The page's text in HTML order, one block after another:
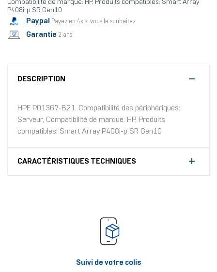
Compatibilité de marque: HP, Produits compatibles: Smart Array
P408i-p SR Gen10
Paypal Payez en 4x si vous le souhaitez
Garantie 2 ans
DESCRIPTION
HPE P01367-B21. Compatibilité des périphériques:
Serveur, Compatibilité de marque: HP, Produits
compatibles: Smart Array P408i-p SR Gen10
CARACTÉRISTIQUES TECHNIQUES
Suivi de votre colis